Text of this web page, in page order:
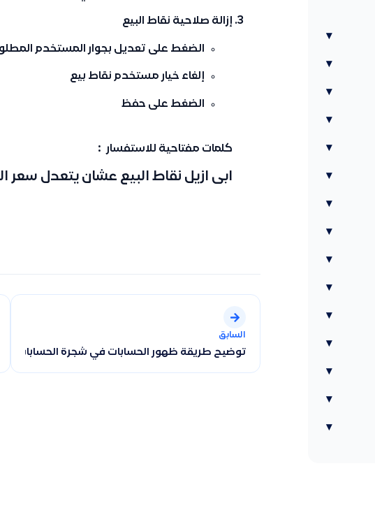
▾
▾
▾
▾
▾
▾
▾
▾
▾
▾
▾
▾
▾
▾
▾
إزالة صلاحية نقاط البيع
الضغط على تعديل بجوار المستخدم
إلغاء خيار مستخدم نقاط بيع
الضغط على حفظ
كلمات مفتاحية للاستفسار :
ابى ازيل نقاط البيع عشان يتعدل سعر
السابق
توضيح طريقة ظهور الحسابات في شجرة الحسابات